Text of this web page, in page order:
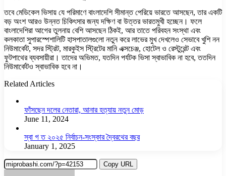
তবে মেডিকেল ভিসায় যে পরিমাণে বাংলাদেশি সীমান্ত পেরিয়ে ভারতে আসছেন, তার একটি
বড় অংশ আরও উন্নত চিকিৎসার জন্য দক্ষিণ বা উত্তর ভারতমুখী হচ্ছেন। ফলে
বাংলাদেশিরা আগের তুলনায় বেশি আসছেন ঠিকই, আর তাতে পরিবহন সংস্থা এবং
কলকাতা সুপারস্পেশালিটি হাসপাতালগুলো নতুন করে লাভের মুখ দেখলেও সেভাবে খুশি নন
নিউমার্কেট, সদর স্ট্রিট, মারকুইস স্ট্রিটের মানি এক্সচেঞ্জ, হোটেল ও রেস্টুরেন্ট এবং
ফুটপাথের ব্যবসায়ীরা। তাদের অভিমত, যতদিন পর্যটক ভিসা স্বাভাবিক না হবে, ততদিন
নিউমার্কেটও স্বাভাবিক হবে না।
Related Articles
ফাঁসছেন দলের নেতারা, আনার হত্যায় নতুন মোড়
June 11, 2024
স্বা গ ত ২০২৫ নির্বাচন-সংস্কার দ্বৈরথের বছর
January 1, 2025
Copy URL